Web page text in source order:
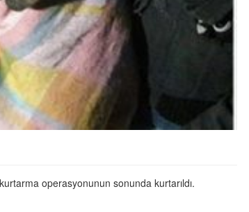
operasyonunun sonunda kurtarıldı.
22.05.2020
Ankara’daki Hayvan Barınakları
22.05.2020
Köpeğim Su İçmiyor, Köpeklerin